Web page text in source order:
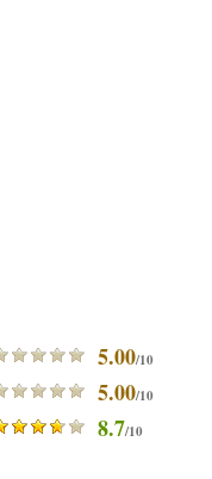
5.00/10
5.00/10
8.7/10